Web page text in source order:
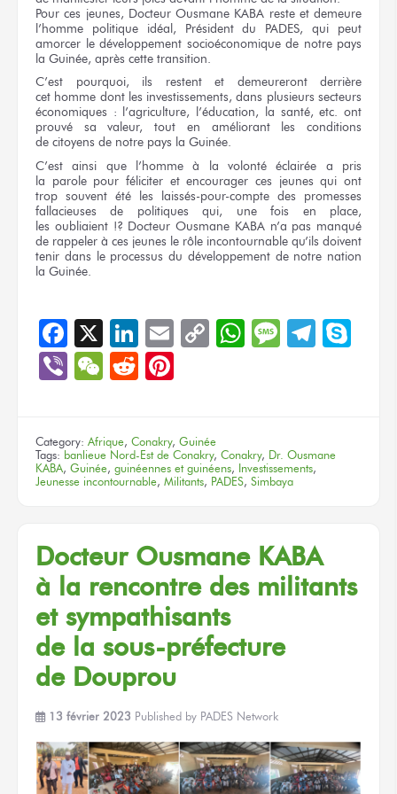
Pources jeunes, Docteur Ousmane KABA reste et demeure
l’homme politique idéal, Présidentdu PADES, qui peut
amorcer le développement socioéconomique de notre pays
la Guinée, après cette transition.
C’est pourquoi, ils restent et demeurerontderrière
cet homme dont les investissements, dans plusieurs secteurs
économiques : l’agriculture, l’éducation, la santé, etc. ont
prouvé sa valeur, tout en améliorant
les conditions
de citoyens de notre pays la Guinée.
C’est ainsi que l’homme à la volonté éclairée a pris
la parole pour féliciter et encourager ces jeunes qui ont
trop souvent été les laissés-pour-compte des promesses
fallacieusesde politiques qui, une fois
en place,
les oubliaient !? Docteur Ousmane KABAn’a pas manqué
de rappeler à ces jeunes le rôle incontournable qu’ils doivent
tenir dans le processus du développement de notre nation
la Guinée.
Facebook
X LinkedIn
EmailCopyWhatsApp
Message
ViberWeChat
Reddit
Category: Afrique, Conakry, Guinée
Tags: banlieue Nord-Est de Conakry, Conakry, Dr. Ousmane
KABA, Guinée, guinéennes et guinéens, Investissements,
Jeunesse incontournable, Militants, PADES, Simbaya
Docteur Ousmane KABA
à la rencontre des militants
et sympathisants
de la sous-préfecture
de Douprou
13 février 2023 Published by PADES Network